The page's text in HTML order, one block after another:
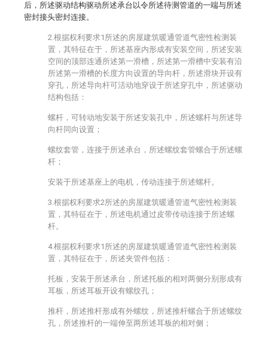
后，所述驱动结构驱动所述承台以令所述待测管道的一端与所述
密封接头密封连接。
2.根据权利要求1所述的房屋建筑暖通管道气密性检测装
置，其特征在于，所述基座内形成有安装空间，所述安装
空间的顶部连通所述第一滑槽，所述第一滑槽中安装有沿
所述第一滑槽的长度方向设置的导向杆，所述滑块开设有
穿孔，所述导向杆可活动地穿设于所述穿孔中，所述驱动
结构包括：
螺杆，可转动地安装于所述安装孔中，所述螺杆与所述导
向杆同向设置；
螺纹套管，连接于所述承台，所述螺纹套管螺合于所述螺
杆；
安装于所述基座上的电机，传动连接于所述螺杆。
3.根据权利要求2所述的房屋建筑暖通管道气密性检测装
置，其特征在于，所述电机通过皮带传动连接于所述螺
杆。
4.根据权利要求1所述的房屋建筑暖通管道气密性检测装
置，其特征在于，所述夹管件包括：
托板，安装于所述承台，所述托板的相对两侧分别形成有
耳板，所述耳板开设有螺纹孔；
推杆，所述推杆形成有外螺纹，所述推杆螺合于所述螺纹
孔，所述推杆的一端伸至两所述耳板的相对侧；